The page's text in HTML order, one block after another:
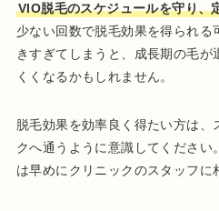
VIO脱毛のスケジュールを守り、
少ない回数で脱毛効果を得られ
きすぎてしまうと、成長期の毛
くくなるかもしれません。
脱毛効果を効率良く得たい方は、
クへ通うように意識してくださ
は早めにクリニックのスタッフに